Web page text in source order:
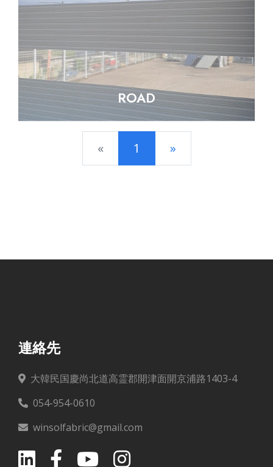
ROAD
«Previous
1 »Next
連絡先
大韓民国慶尚北道高霊郡開津面開京浦路1403-4
054-954-0610
winsolfabric@gmail.com